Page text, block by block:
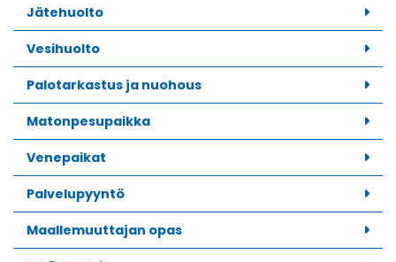
Jätehuolto
Vesihuolto
Palotarkastus ja nuohous
Matonpesupaikka
Venepaikat
Palvelupyyntö
Maallemuuttajan opas